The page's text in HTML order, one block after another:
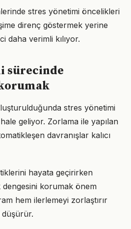
stres yönetimi öncelikleri
direnç göstermek yerine
daha verimli kılıyor.
sürecinde
stres yönetimi
geliyor. Zorlama ile yapılan
davranışlar kalıcı
hayata geçirirken
korumak önem
hem ilerlemeyi zorlaştırır